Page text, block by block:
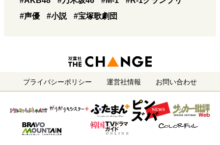
#声優
#小説 #宝塚歌劇団
プライバシーポリシー 運営社情報 お問い合わせ